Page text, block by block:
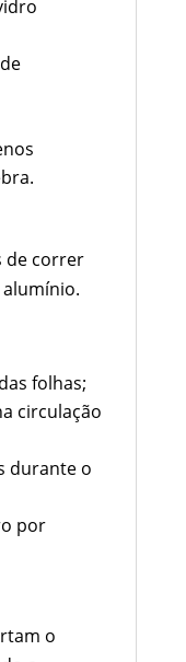
de correr
folhas;
circulação
durante o
por
o